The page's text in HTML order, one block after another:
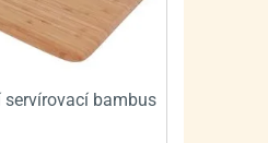
servírovací bambus